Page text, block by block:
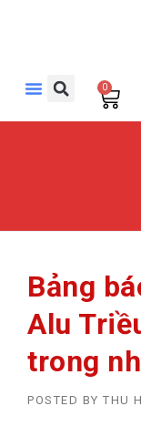
0
Bảng
Alu
trong
POSTED BY THU